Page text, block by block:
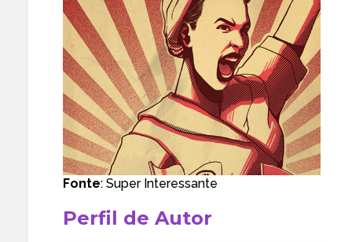
Fonte: Super Interessante
Perfil de Autor